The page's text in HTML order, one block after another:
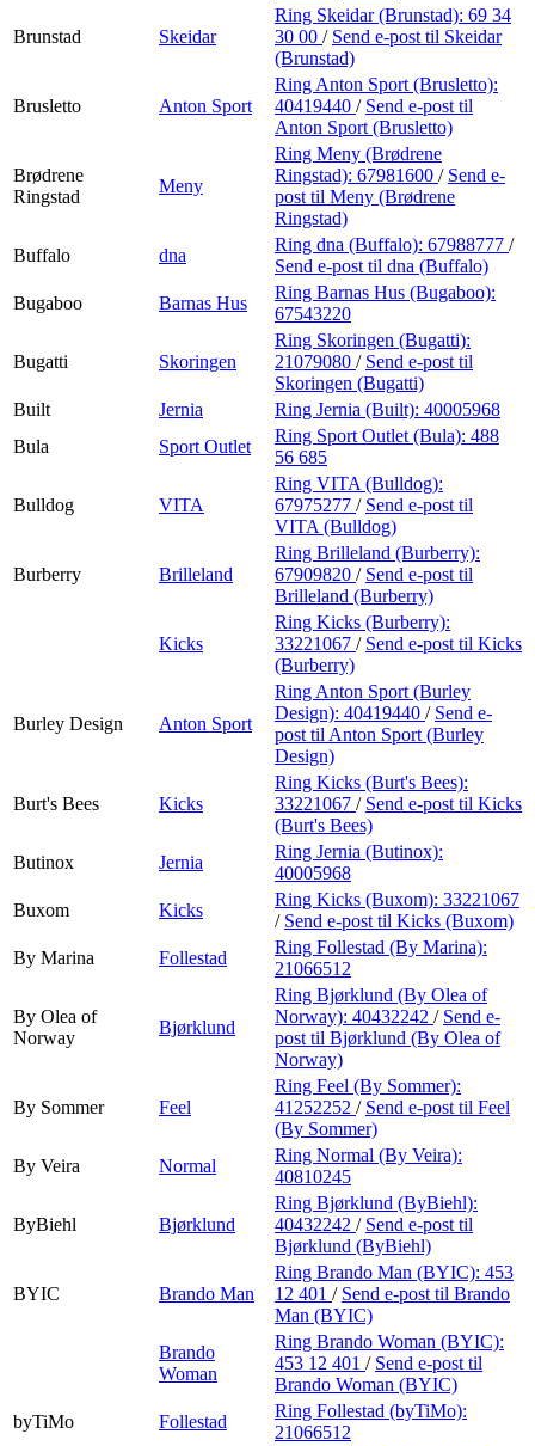
Brunstad Skeidar
Ring Skeidar (Brunstad): 69 34
30 00 / Send e-post til Skeidar
(Brunstad)
Brusletto Anton Sport
Ring Anton Sport (Brusletto):
40419440 / Send e-post til
Anton Sport (Brusletto)
Brødrene
Ringstad
Meny
Ring Meny (Brødrene
Ringstad): 67981600 / Send e-
post til Meny (Brødrene
Ringstad)
Buffalo
dna
Ring dna (Buffalo): 67988777 /
Send e-post til dna (Buffalo)
Bugaboo
Barnas Hus
Ring Barnas Hus (Bugaboo):
67543220
Bugatti Skoringen
Ring Skoringen (Bugatti):
21079080 / Send e-post til
Skoringen (Bugatti)
Built
Jernia Ring Jernia (Built): 40005968
Bula
Sport Outlet
Ring Sport Outlet (Bula): 488
56 685
Bulldog VITA
Ring VITA (Bulldog):
67975277 / Send e-post til
VITA (Bulldog)
Burberry Brilleland
Ring Brilleland (Burberry):
67909820 / Send e-post til
Brilleland (Burberry)
Kicks
Ring Kicks (Burberry):
33221067 / Send e-post til Kicks
(Burberry)
Burley Design Anton Sport
Ring Anton Sport (Burley
Design): 40419440 / Send e-
post til Anton Sport (Burley
Design)
Burt's Bees Kicks
Ring Kicks (Burt's Bees):
33221067 / Send e-post til Kicks
(Burt's Bees)
Butinox
Jernia
Ring Jernia (Butinox):
40005968
Buxom
Kicks
Ring Kicks (Buxom): 33221067
/ Send e-post til Kicks (Buxom)
By Marina
Follestad
Ring Follestad (By Marina):
21066512
By Olea of
Norway
Bjørklund
Ring Bjørklund (By Olea of
Norway): 40432242 / Send e-
post til Bjørklund (By Olea of
Norway)
By Sommer Feel
Ring Feel (By Sommer):
41252252 / Send e-post til Feel
(By Sommer)
By Veira
Normal
Ring Normal (By Veira):
40810245
ByBiehl Bjørklund
Ring Bjørklund (ByBiehl):
40432242 / Send e-post til
Bjørklund (ByBiehl)
BYIC Brando Man
Ring Brando Man (BYIC): 453
12 401 / Send e-post til Brando
Man (BYIC)
Brando
Woman
Ring Brando Woman (BYIC):
453 12 401 / Send e-post til
Brando Woman (BYIC)
byTiMo
Follestad
Ring Follestad (byTiMo):
21066512